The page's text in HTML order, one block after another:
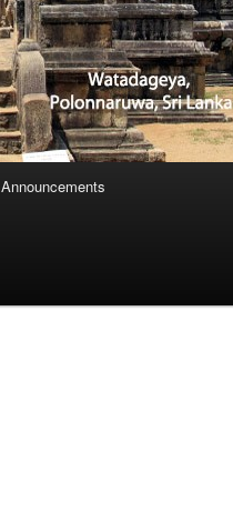
Announcements